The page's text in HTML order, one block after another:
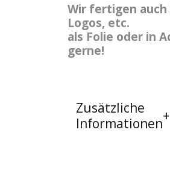
Wir fertigen
Logos, etc.
als Folie oder in
gerne!
Zusätzliche
Informationen